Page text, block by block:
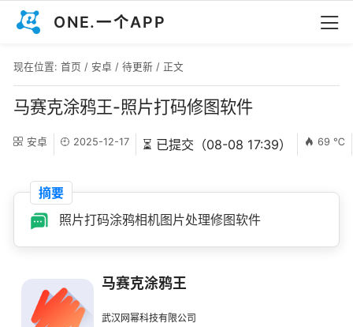
ONE.一个APP
现在位置: 首页 / 安卓 / 待更新 / 正文
马赛克涂鸦王-照片打码修图软件
安卓 2025-12-17 ⏳ 已提交（08-08 17:39） 69 ℃
摘要
照片打码涂鸦相机图片处理修图软件
马赛克涂鸦王
武汉网幂科技有限公司